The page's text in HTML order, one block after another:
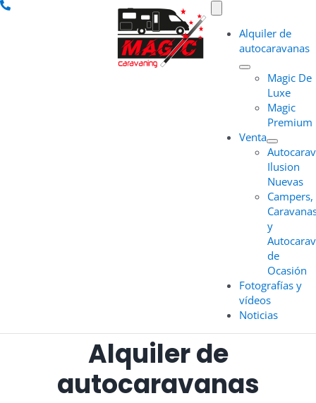
Saltar
Navigation
Alquiler de
autocaravanas
Magic De
Luxe
Magic
Premium
Venta
Ilusion
Nuevas
Campers,
y
de
Ocasión
Fotografías y
vídeos
Noticias
Alquiler de
autocaravanas